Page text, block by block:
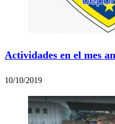
Actividades en el mes
10/10/2019